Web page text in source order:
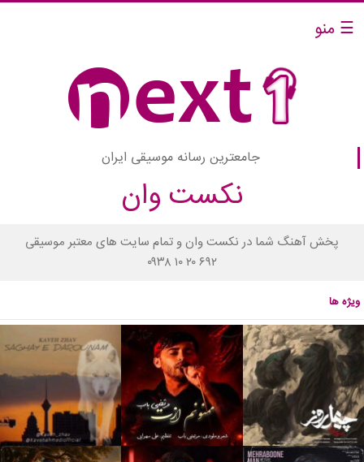
☰ منو
جامعترین رسانه موسیقی ایران
نکست وان
پخش آهنگ شما در نکست وان و تمام سایت های معتبر موسیقی
۰۹۳۸ ۱۰ ۲۰ ۶۹۲
ویژه ها